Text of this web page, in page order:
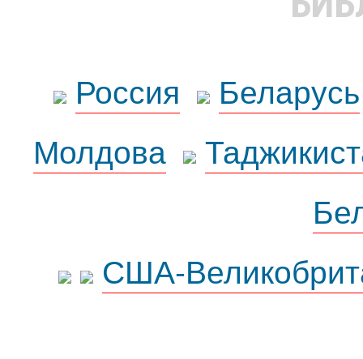
Россия
Беларусь
Молдова
США-